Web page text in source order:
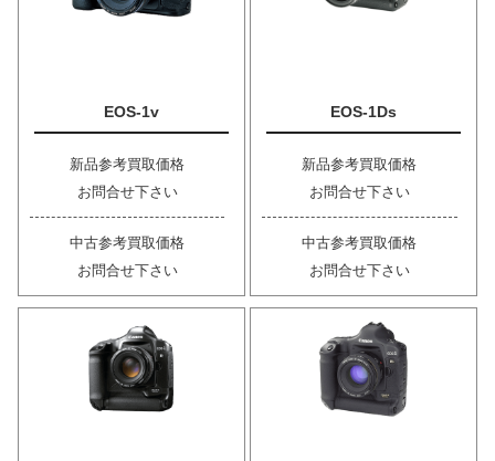
EOS-1v
新品参考買取価格
お問合せ下さい
中古参考買取価格
お問合せ下さい
EOS-1Ds
新品参考買取価格
お問合せ下さい
中古参考買取価格
お問合せ下さい